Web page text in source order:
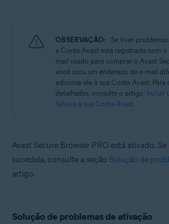
OBSERVAÇÃO:
Se tiver
a Conta Avast está registrada com
mail usado para comprar o Avast
você usou um endereço de e-mail
adicione ele à sua Conta Avast.
detalhadas, consulte o artigo: Incluir
faltava à sua Conta Avast
Avast Secure Browser PRO está ativado.
sucedida, consulte a seção Solução de
artigo.
Solução de problemas de ativação